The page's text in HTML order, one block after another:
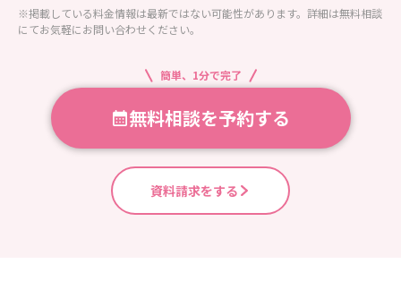
※掲載している料金情報は最新ではない可能性があります。詳細は無料相談
にてお気軽にお問い合わせください。
簡単、1分で完了
無料相談を予約する
資料請求をする